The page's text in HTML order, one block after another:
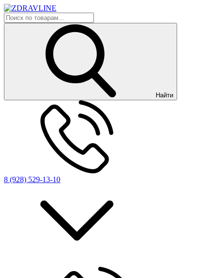
Найти
8 (928) 529-13-10